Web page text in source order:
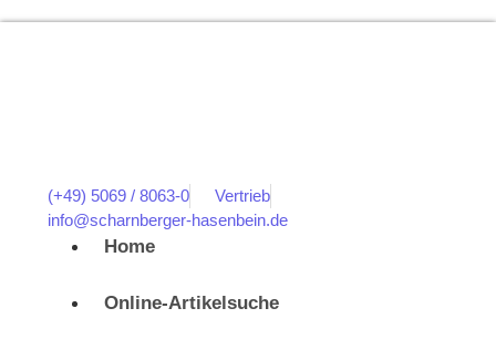
(+49) 5069 / 8063-0
Vertrieb
info@scharnberger-hasenbein.de
Home
Online-Artikelsuche